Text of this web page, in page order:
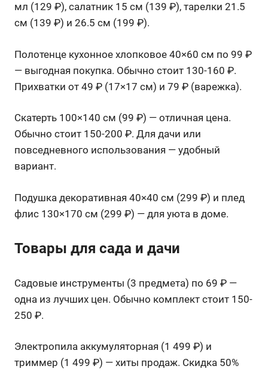
мл (129 ₽), салатник 15 см (139 ₽), тарелки 21.5
см (139 ₽) и 26.5 см (199 ₽).
Полотенце кухонное хлопковое 40×60 см по 99 ₽
— выгодная покупка. Обычно стоит 130-160 ₽.
Прихватки от 49 ₽ (17×17 см) и 79 ₽ (варежка).
Скатерть 100×140 см (99 ₽) — отличная цена.
Обычно стоит 150-200 ₽. Для дачи или
повседневного использования — удобный
вариант.
Подушка декоративная 40×40 см (299 ₽) и плед
флис 130×170 см (299 ₽) — для уюта в доме.
Товары для сада и дачи
Садовые инструменты (3 предмета) по 69 ₽ —
одна из лучших цен. Обычно комплект стоит 150-
250 ₽.
Электропила аккумуляторная (1 499 ₽) и
триммер (1 499 ₽) — хиты продаж. Скидка 50%